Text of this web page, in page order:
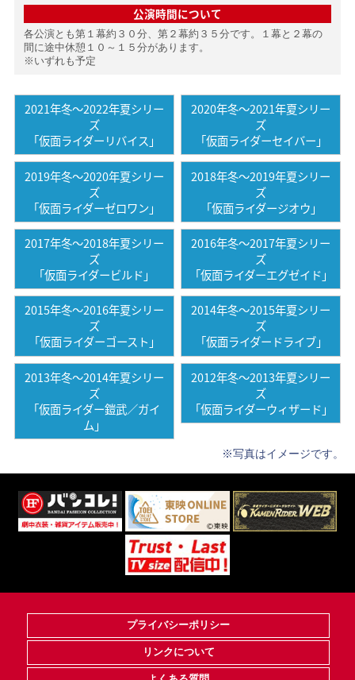
公演時間について
各公演とも第１幕約３０分、第２幕約３５分です。１幕と２幕の
間に途中休憩１０～１５分があります。
※いずれも予定
2021年冬〜2022年夏シリー
ズ
「仮面ライダーリバイス」
2020年冬〜2021年夏シリー
ズ
「仮面ライダーセイバー」
2019年冬〜2020年夏シリー
ズ
「仮面ライダーゼロワン」
2018年冬〜2019年夏シリー
ズ
「仮面ライダージオウ」
2017年冬〜2018年夏シリー
ズ
「仮面ライダービルド」
2016年冬〜2017年夏シリー
ズ
「仮面ライダーエグゼイド」
2015年冬〜2016年夏シリー
ズ
「仮面ライダーゴースト」
2014年冬〜2015年夏シリー
ズ
「仮面ライダードライブ」
2013年冬〜2014年夏シリー
ズ
「仮面ライダー鎧武／ガイ
ム」
2012年冬〜2013年夏シリー
ズ
「仮面ライダーウィザード」
※写真はイメージです。
プライバシーポリシー
リンクについて